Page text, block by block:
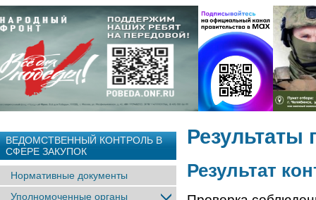
ВЕДОМСТВЕННЫЙ КОНТРОЛЬ В
СФЕРЕ ЗАКУПОК
Нормативные документы
Уполномоченные органы
Результаты
Результат